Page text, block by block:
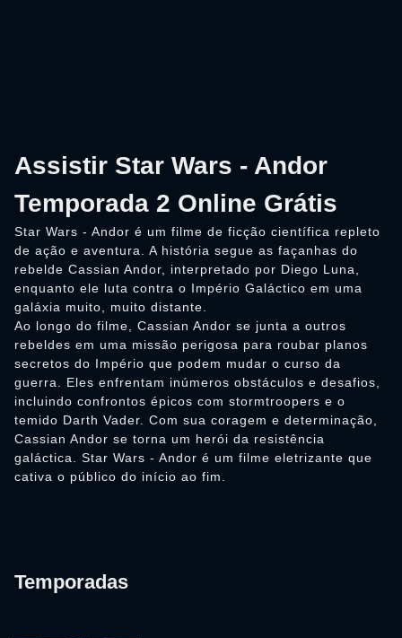
Assistir Star Wars - Andor
Temporada 2 Online Grátis
Star Wars - Andor é um filme de ficção científica repleto
de ação e aventura. A história segue as façanhas do
rebelde Cassian Andor, interpretado por Diego Luna,
enquanto ele luta contra o Império Galáctico em uma
galáxia muito, muito distante.
Ao longo do filme, Cassian Andor se junta a outros
rebeldes em uma missão perigosa para roubar planos
secretos do Império que podem mudar o curso da
guerra. Eles enfrentam inúmeros obstáculos e desafios,
incluindo confrontos épicos com stormtroopers e o
temido Darth Vader. Com sua coragem e determinação,
Cassian Andor se torna um herói da resistência
galáctica. Star Wars - Andor é um filme eletrizante que
cativa o público do início ao fim.
Temporadas